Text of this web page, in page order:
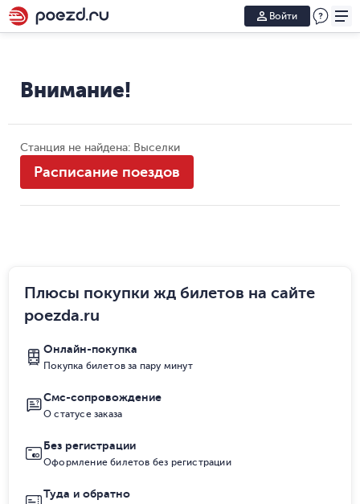
Войти
Внимание!
Станция не найдена: Выселки
Расписание поездов
Плюсы покупки жд билетов на сайте
poezda.ru
Онлайн-покупка
Покупка билетов за пару минут
Смс-сопровождение
О статусе заказа
Без регистрации
Оформление билетов без регистрации
Туда и обратно